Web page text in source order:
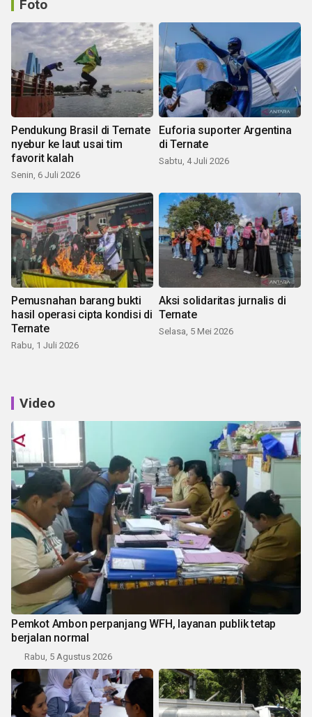
Foto
Pendukung Brasil di Ternate
nyebur ke laut usai tim
favorit kalah
Senin, 6 Juli 2026
Euforia suporter Argentina
di Ternate
Sabtu, 4 Juli 2026
Pemusnahan barang bukti
hasil operasi cipta kondisi di
Ternate
Rabu, 1 Juli 2026
Aksi solidaritas jurnalis di
Ternate
Selasa, 5 Mei 2026
Video
Pemkot Ambon perpanjang WFH, layanan publik tetap
berjalan normal
Rabu, 5 Agustus 2026